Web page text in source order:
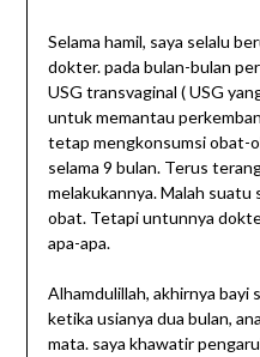
Selama hamil, saya selalu
dokter. pada bulan-bulan
USG transvaginal ( USG
untuk memantau
tetap mengkonsumsi obat-
selama 9 bulan. Terus
melakukannya. Malah suatu
obat. Tetapi untunnya
apa-apa.
Alhamdulillah, akhirnya bayi
ketika usianya dua bulan,
mata. saya khawatir